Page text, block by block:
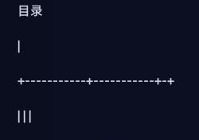
目录
|
+-----------+-----------+-+
| | |